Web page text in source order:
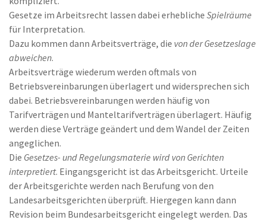
Gesetze im Arbeitsrecht lassen dabei erhebliche Spielräume
für Interpretation.
Dazu kommen dann Arbeitsverträge, die von der Gesetzeslage
abweichen.
Arbeitsverträge wiederum werden oftmals von
Betriebsvereinbarungen überlagert und widersprechen sich
dabei. Betriebsvereinbarungen werden häufig von
Tarifverträgen und Manteltarifverträgen überlagert. Häufig
werden diese Verträge geändert und dem Wandel der Zeiten
angeglichen.
Die Gesetzes- und Regelungsmaterie wird von Gerichten
interpretiert. Eingangsgericht ist das Arbeitsgericht. Urteile
der Arbeitsgerichte werden nach Berufung von den
Landesarbeitsgerichten überprüft. Hiergegen kann dann
Revision beim Bundesarbeitsgericht eingelegt werden. Das